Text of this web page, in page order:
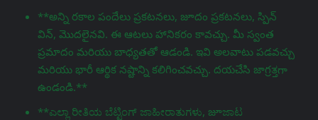
**అన్ని రకాల పందేలు ప్రకటనలు, జూదం ప్రకటనలు, స్పిన్
విన్, మొదలైనవి. ఈ ఆటలు హానికరం కావచ్చు. మీ స్వంత
ప్రమాదం మరియు బాధ్యతతో ఆడండి. ఇవి అలవాటు పడవచ్చు
మరియు భారీ ఆర్థిక నష్టాన్ని కలిగించవచ్చు. దయచేసి జాగ్రತ್ತగా
ఉండండి.**
**ಎಲ್ಲಾ ರೀತಿಯ ಬೆಟ್ಟಿಂಗ್ ಜಾಹೀರಾತುಗಳು, జూಜಾಟ